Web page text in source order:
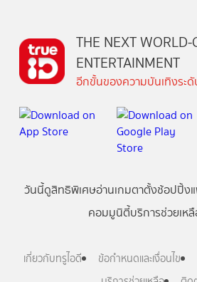
THE NEXT WORLD-
ENTERTAINMENT
อีกขั้นของความบันเทิงระ
วันนี้ดูสิทธิพิเศษอ่านเกมตาตั้งช้อปปิ้ง
คอมมูนิตี้บริการช่วยเห
เกี่ยวกับทรูไอดี ข้อกำหนดและเงื่อนไข